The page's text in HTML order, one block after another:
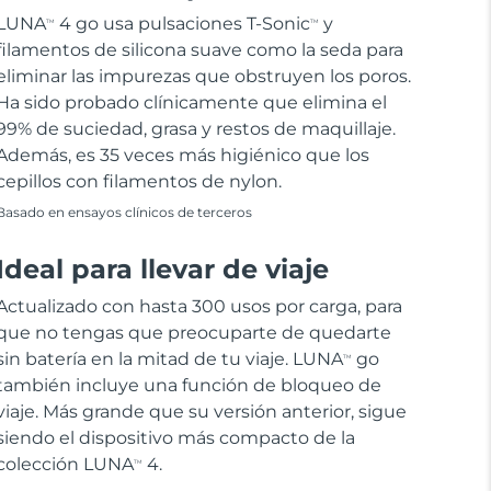
TM 4 go usa pulsaciones T-SonicTM
y
de silicona suave como la seda para
las impurezas que obstruyen los poros.
sido probado clínicamente que elimina el
de suciedad, grasa y restos de maquillaje.
es 35 veces más higiénico que los
con filamentos de nylon.
en ensayos clínicos de terceros
para llevar de viaje
con hasta 300 usos por carga, para
no tengas que preocuparte de quedarte
batería en la mitad de tu viaje. LUNATM
go
incluye una función de bloqueo de
Más grande que su versión anterior, sigue
el dispositivo más compacto de la
LUNATM 4.